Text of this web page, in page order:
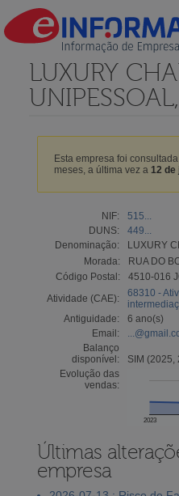
LUXURY
Esta empresa foi consultada
meses, a última vez a 12 de
NIF:
515...
DUNS:
449...
Denominação:
LUXURY
Morada:
RUA DO
Código Postal:
4510-016
Atividade (CAE):
68310 -
Antiguidade:
6 ano(s)
Email:
Balanço
disponível:
SIM (2025,
Evolução das
vendas:
2023
Últimas
empresa